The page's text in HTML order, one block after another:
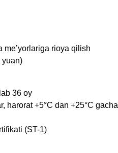
me’yorlariga rioya qilish
yuan)
36 oy
harorat +5°C dan +25°C gacha
(ST-1)